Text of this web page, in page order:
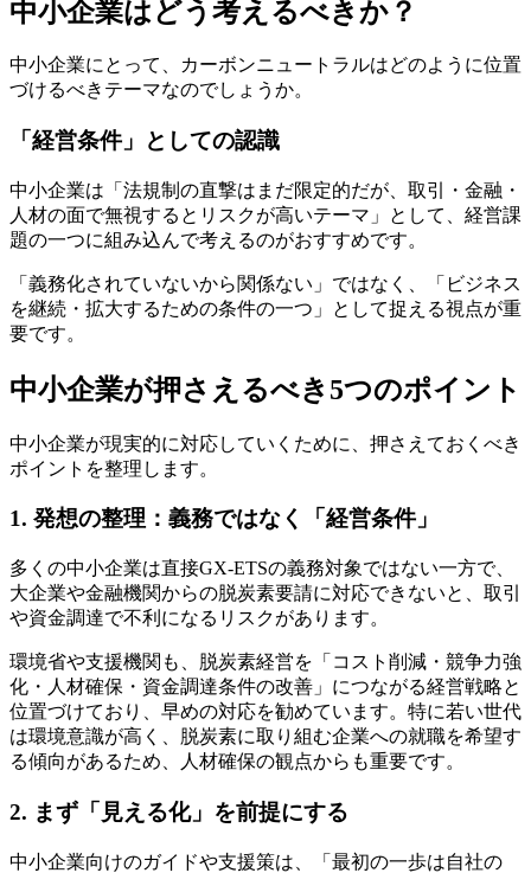
中小企業はどう考えるべきか？
中小企業にとって、カーボンニュートラルはどのように位置
づけるべきテーマなのでしょうか。
「経営条件」としての認識
中小企業は「法規制の直撃はまだ限定的だが、取引・金融・
人材の面で無視するとリスクが高いテーマ」として、経営課
題の一つに組み込んで考えるのがおすすめです。
「義務化されていないから関係ない」ではなく、「ビジネス
を継続・拡大するための条件の一つ」として捉える視点が重
要です。
中小企業が押さえるべき5つのポイント
中小企業が現実的に対応していくために、押さえておくべき
ポイントを整理します。
1. 発想の整理：義務ではなく「経営条件」
多くの中小企業は直接GX-ETSの義務対象ではない一方で、
大企業や金融機関からの脱炭素要請に対応できないと、取引
や資金調達で不利になるリスクがあります。
環境省や支援機関も、脱炭素経営を「コスト削減・競争力強
化・人材確保・資金調達条件の改善」につながる経営戦略と
位置づけており、早めの対応を勧めています。特に若い世代
は環境意識が高く、脱炭素に取り組む企業への就職を希望す
る傾向があるため、人材確保の観点からも重要です。
2. まず「見える化」を前提にする
中小企業向けのガイドや支援策は、「最初の一歩は自社の